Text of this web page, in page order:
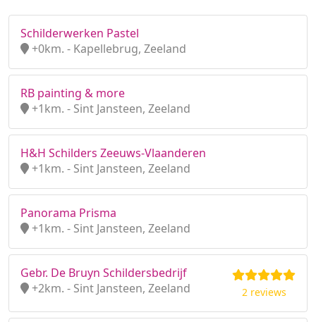
Schilderwerken Pastel
+0km. - Kapellebrug, Zeeland
RB painting & more
+1km. - Sint Jansteen, Zeeland
H&H Schilders Zeeuws-Vlaanderen
+1km. - Sint Jansteen, Zeeland
Panorama Prisma
+1km. - Sint Jansteen, Zeeland
Gebr. De Bruyn Schildersbedrijf
+2km. - Sint Jansteen, Zeeland
2 reviews